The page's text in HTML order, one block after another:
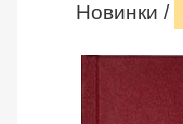
Новинки /
Долина